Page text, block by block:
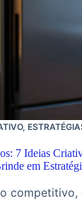
,
7 Ideias
em
competitivo,